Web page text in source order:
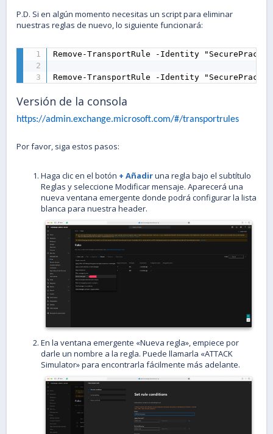
P.D. Si en algún momento necesitas un script para eliminar
nuestras reglas de nuevo, lo siguiente funcionará:
Remove-TransportRule -Identity
Remove-TransportRule -Identity
Versión de la consola
https://admin.exchange.microsoft.com/#/transportrules
Por favor, siga estos pasos:
Haga clic en el botón + Añadiruna regla bajo el subtítulo
Reglas y seleccione Modificar mensaje. Aparecerá una
nueva ventana emergente donde podrá configurar la lista
blanca para nuestra header.
En la ventana emergente «Nueva regla», empiece por
darle un nombre a la regla. Puede llamarla «ATTACK
Simulator» para encontrarla fácilmente más adelante.